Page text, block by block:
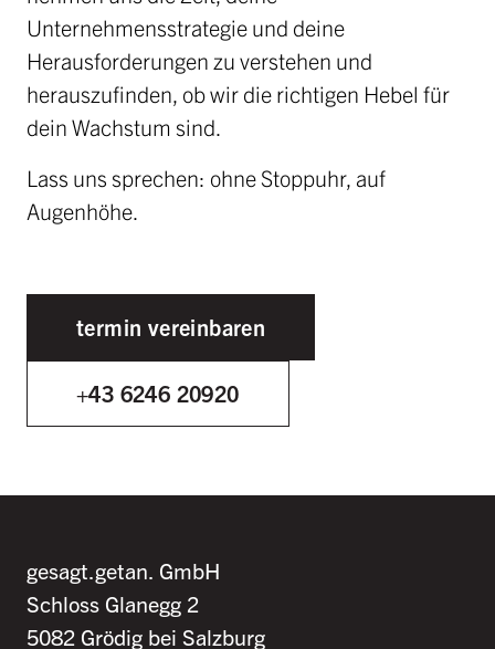
Unternehmensstrategie und deine
Herausforderungen zu verstehen und
herauszufinden, ob wir die richtigen Hebel für
dein Wachstum sind.
Lass uns sprechen: ohne Stoppuhr, auf
Augenhöhe.
termin vereinbaren
+43 6246 20920
gesagt.getan. GmbH
Schloss Glanegg 2
5082 Grödig bei Salzburg